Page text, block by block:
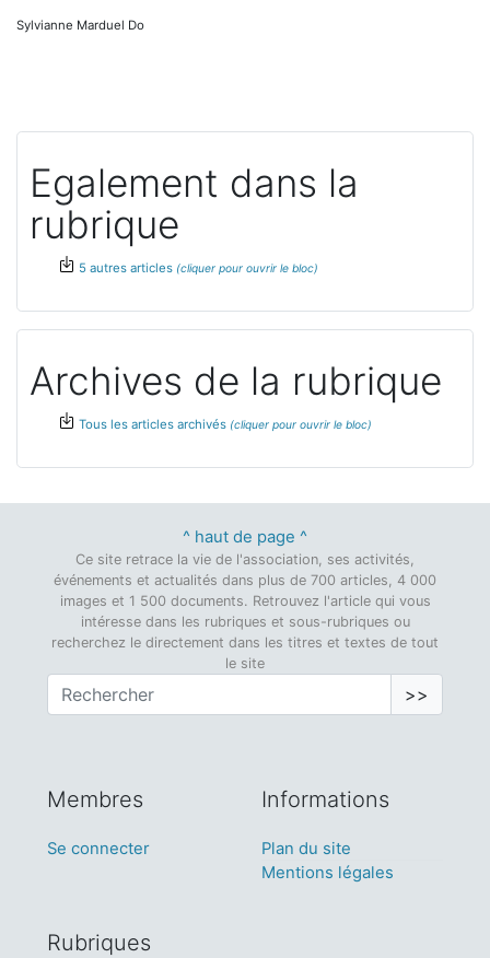
Sylvianne Marduel Do
Egalement dans la
rubrique
5 autres articles
Archives de la rubrique
Tous les articles archivés
^ haut de page ^
Ce site retrace la vie de l'association, ses activités,
événements et actualités dans plus de 700 articles, 4 000
images et 1 500 documents. Retrouvez l'article qui vous
intéresse dans les rubriques et sous-rubriques ou
recherchez le directement dans les titres et textes de tout
le site
>>
Membres
Se connecter
Informations
Plan du site
Mentions légales
Rubriques